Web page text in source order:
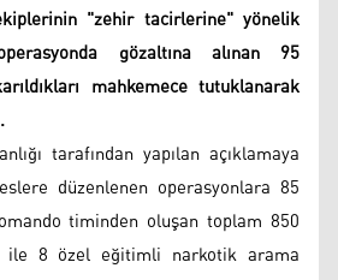
"zehir tacirlerine" yönelik
gözaltına alınan 95
mahkemece tutuklanarak
tarafından yapılan açıklamaya
düzenlenen operasyonlara 85
timinden oluşan toplam 850
ile 8 özel eğitimli narkotik arama